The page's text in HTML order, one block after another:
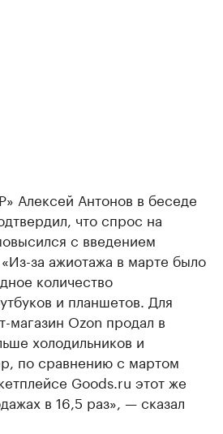
Алексей Антонов в беседе
что спрос на
с введением
за ажиотажа в марте было
количество
и планшетов. Для
магазин Ozon продал в
холодильников и
по сравнению с мартом
Goods.ru этот же
в 16,5 раз», — сказал